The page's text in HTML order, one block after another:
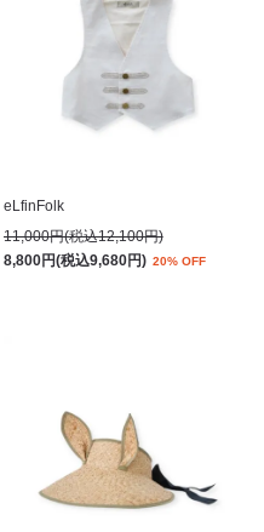
eLfinFolk
11,000円(税込12,100円)
8,800円(税込9,680円) 20% OFF